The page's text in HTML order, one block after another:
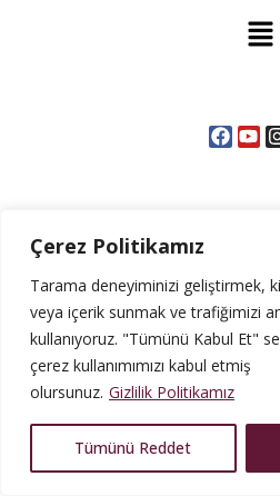
Çerez Politikamız
Tarama deneyiminizi geliştirmek,
veya içerik sunmak ve trafiğimizi
kullanıyoruz. "Tümünü Kabul Et"
çerez kullanımımızı kabul etmiş
olursunuz. Gizlilik Politikamız
Tümünü Reddet
c
e
u
t
ABKANT PRES
MAKINELERI:
BÜKÜMDE
ÇÖZÜMLER
Metal büküm dendiğinde akla ilk
şüphesiz abkant pres büküm
üretimden atölye çalışmalarına